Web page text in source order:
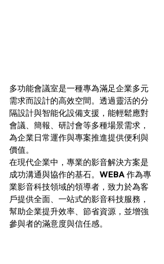
多功能會議室是一種專為滿足企業多元
需求而設計的高效空間。透過靈活的分
隔設計與智能化設備支援，能輕鬆應對
會議、簡報、研討會等多種場景需求，
為企業日常運作與專案推進提供便利與
價值。
在現代企業中，專業的影音解決方案是
成功溝通與協作的基石。 WEBA 作為專
業影音科技領域的領導者，致力於為客
戶提供全面、一站式的影音科技服務，
幫助企業提升效率、節省資源，並增強
參與者的滿意度與信任感。